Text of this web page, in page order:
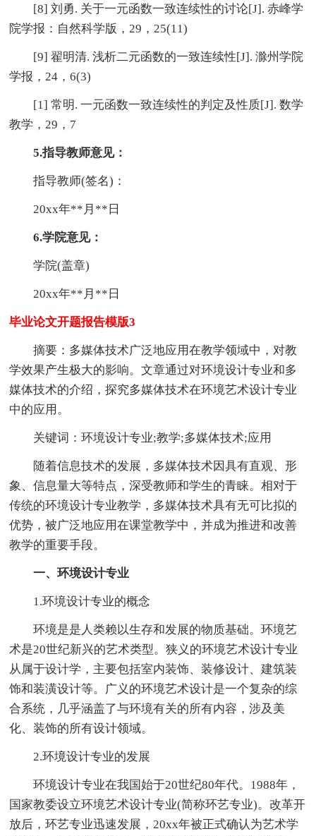
[8] 刘勇. 关于一元函数一致连续性的讨论[J]. 赤峰学
院学报：自然科学版，29，25(11)
[9] 翟明清. 浅析二元函数的一致连续性[J]. 滁州学院
学报，24，6(3)
[1] 常明. 一元函数一致连续性的判定及性质[J]. 数学
教学，29，7
5.指导教师意见：
指导教师(签名)：
20xx年**月**日
6.学院意见：
学院(盖章)
20xx年**月**日
毕业论文开题报告模版3
摘要：多媒体技术广泛地应用在教学领域中，对教
学效果产生极大的影响。文章通过对环境设计专业和多
媒体技术的介绍，探究多媒体技术在环境艺术设计专业
中的应用。
关键词：环境设计专业;教学;多媒体技术;应用
随着信息技术的发展，多媒体技术因具有直观、形
象、信息量大等特点，深受教师和学生的青睐。相对于
传统的环境设计专业教学，多媒体技术具有无可比拟的
优势，被广泛地应用在课堂教学中，并成为推进和改善
教学的重要手段。
一、环境设计专业
1.环境设计专业的概念
环境是是人类赖以生存和发展的物质基础。环境艺
术是20世纪新兴的艺术类型。狭义的环境艺术设计专业
从属于设计学，主要包括室内装饰、装修设计、建筑装
饰和装潢设计等。广义的环境艺术设计是一个复杂的综
合系统，几乎涵盖了与环境有关的所有内容，涉及美
化、装饰的所有设计领域。
2.环境设计专业的发展
环境设计专业在我国始于20世纪80年代。1988年，
国家教委设立环境艺术设计专业(简称环艺专业)。改革开
放后，环艺专业迅速发展，20xx年被正式确认为艺术学